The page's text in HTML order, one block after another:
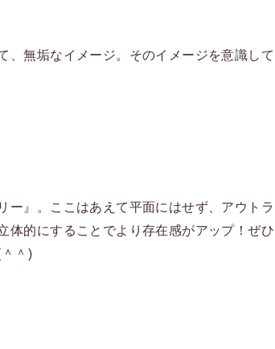
、無垢なイメージ。そのイメージを意識して
ー』。ここはあえて平面にはせず、アウトラ
体的にすることでより存在感がアップ！ぜひ
＾)